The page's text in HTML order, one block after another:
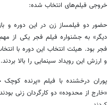
خروجی فیلم‌های انتخاب شده:
حضور دو فیلمساز زن در این دوره و
دیگر» به جشنواره فیلم فجر یکی از
فجر بود. هیئت انتخاب این دوره با
و ارزش این رویداد سینمایی را بالا بردند.
پوران درخشنده با فیلم «پرنده
«خارج از محدوده» دو کارگردان زنی